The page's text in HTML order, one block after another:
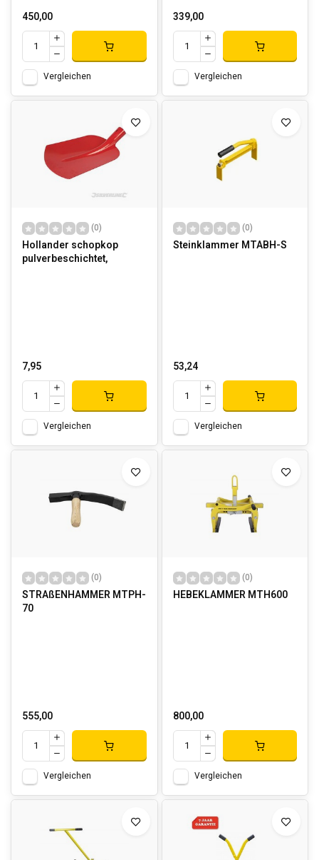
450,00
Vergleichen
339,00
Vergleichen
(0)
Hollander schopkop
pulverbeschichtet,
7,95
Vergleichen
(0)
Steinklammer MTABH-S
53,24
Vergleichen
(0)
STRAßENHAMMER MTPH-
70
555,00
Vergleichen
(0)
HEBEKLAMMER MTH600
800,00
Vergleichen